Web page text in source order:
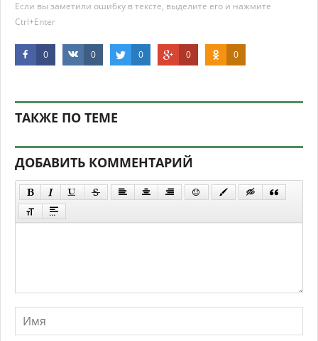
Если вы заметили ошибку в тексте, выделите его и нажмите
Ctrl+Enter
0 0 0 0 0
ТАКЖЕ ПО ТЕМЕ
ДОБАВИТЬ КОММЕНТАРИЙ